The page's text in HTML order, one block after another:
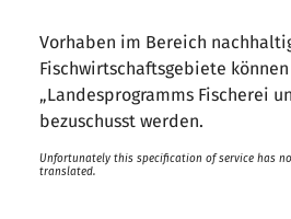
Vorhaben im Bereich
Fischwirtschaftsgebiete
„Landesprogramms Fischerei
bezuschusst werden.
Unfortunately this specification of service has
translated.